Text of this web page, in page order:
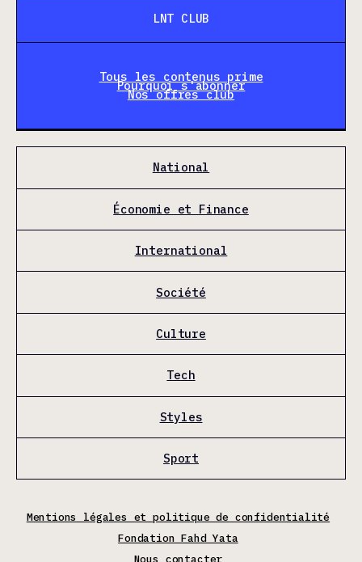
LNT CLUB
Tous les contenus prime
Pourquoi s'abonner
Nos offres club
National
Économie et Finance
International
Société
Culture
Tech
Styles
Sport
Mentions légales et politique de confidentialité
Fondation Fahd Yata
Nous contacter